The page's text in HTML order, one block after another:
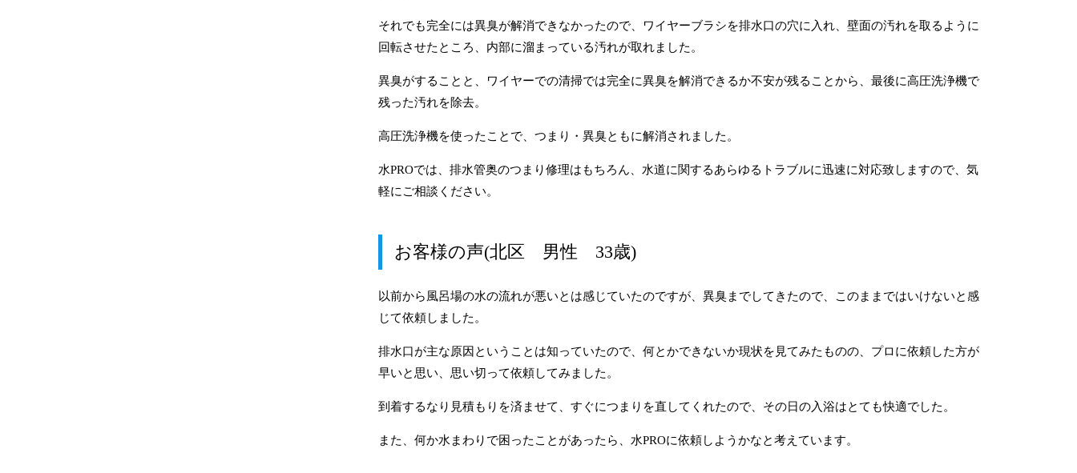
それでも完全には異臭が解消できなかったので、ワイヤーブラシを排水口の穴に入れ、壁面の汚れを取るように
回転させたところ、内部に溜まっている汚れが取れました。
異臭がすることと、ワイヤーでの清掃では完全に異臭を解消できるか不安が残ることから、最後に高圧洗浄機で
残った汚れを除去。
高圧洗浄機を使ったことで、つまり・異臭ともに解消されました。
水PROでは、排水管奥のつまり修理はもちろん、水道に関するあらゆるトラブルに迅速に対応致しますので、気
軽にご相談ください。
お客様の声(北区 男性 33歳)
以前から風呂場の水の流れが悪いとは感じていたのですが、異臭までしてきたので、このままではいけないと感
じて依頼しました。
排水口が主な原因ということは知っていたので、何とかできないか現状を見てみたものの、プロに依頼した方が
早いと思い、思い切って依頼してみました。
到着するなり見積もりを済ませて、すぐにつまりを直してくれたので、その日の入浴はとても快適でした。
また、何か水まわりで困ったことがあったら、水PROに依頼しようかなと考えています。